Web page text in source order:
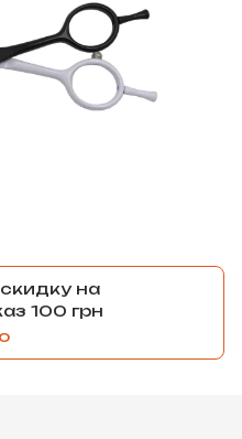
на
100 грн